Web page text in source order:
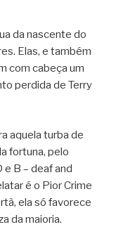
da nascente do
Elas, e também
com cabeça um
perdida de Terry
aquela turba de
fortuna, pelo
e B – deaf and
é o Pior Crime
ela só favorece
da maioria.